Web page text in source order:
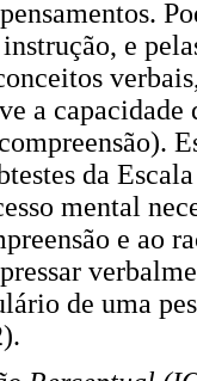
e
a
da
mental
e ao
de uma